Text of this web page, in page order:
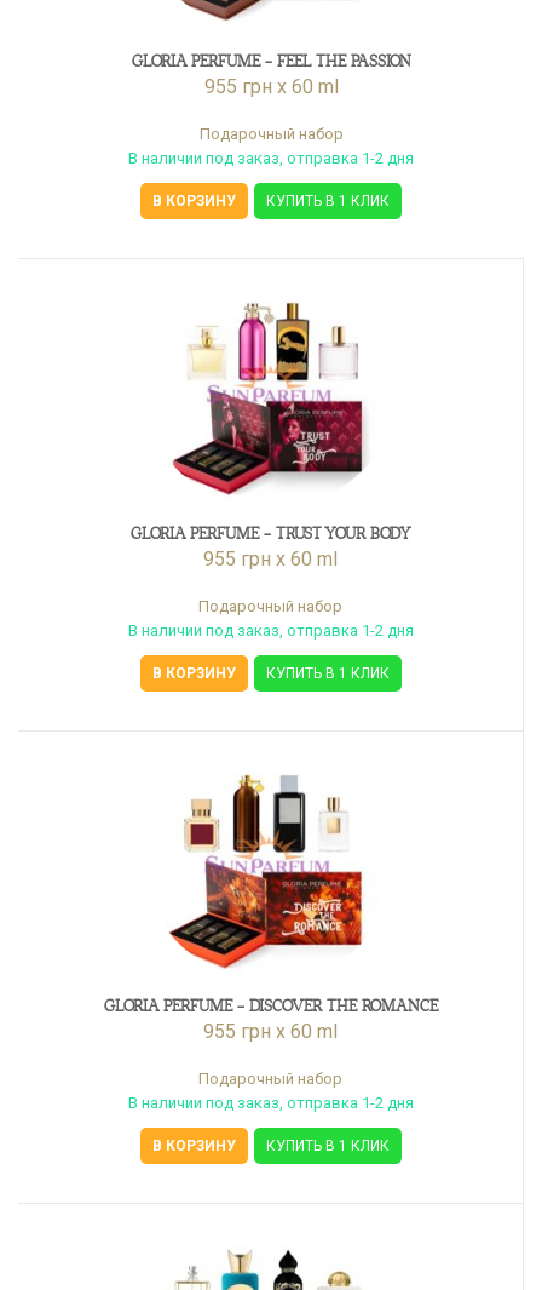
GLORIA PERFUME - FEEL THE PASSION
955 грн x 60 ml
Подарочный набор
В наличии под заказ, отправка 1-2 дня
В КОРЗИНУ КУПИТЬ В 1 КЛИК
GLORIA PERFUME - TRUST YOUR BODY
955 грн x 60 ml
Подарочный набор
В наличии под заказ, отправка 1-2 дня
В КОРЗИНУ КУПИТЬ В 1 КЛИК
GLORIA PERFUME - DISCOVER THE ROMANCE
955 грн x 60 ml
Подарочный набор
В наличии под заказ, отправка 1-2 дня
В КОРЗИНУ КУПИТЬ В 1 КЛИК